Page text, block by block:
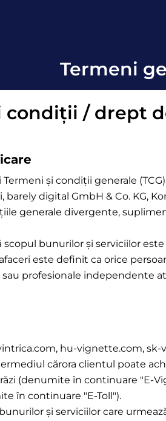
Termeni
condiţii / drept
Termeni și condiții generale
digital GmbH & Co. KG,
generale divergente,
bunurilor și serviciilor
este definit ca orice
profesionale independente
hu-vignette.com,
cărora clientul poate
(denumite în continuare "E-
în continuare "E-Toll").
și serviciilor care